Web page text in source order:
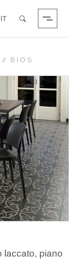
Cerca
// BIOS
laccato, piano